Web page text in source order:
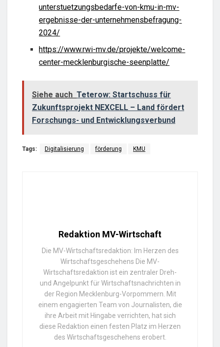
unterstuetzungsbedarfe-von-kmu-in-mv-
ergebnisse-der-unternehmensbefragung-
2024/
https://www.rwi-mv.de/projekte/welcome-
center-mecklenburgische-seenplatte/
Siehe auch Teterow: Startschuss für
Zukunftsprojekt NEXCELL – Land fördert
Forschungs- und Entwicklungsverbund
Tags: Digitalisierung förderung KMU
Redaktion MV-Wirtschaft
Die MV-Wirtschaftsredaktion: Im Herzen des
Wirtschaftsgeschehens Die MV-
Wirtschaftsredaktion ist ein zentraler Dreh-
und Angelpunkt für Wirtschaftsnachrichten in
der Region Mecklenburg-Vorpommern. Mit
einem engagierten Team von Journalisten, die
ihre Arbeit mit Hingabe verrichten, hat sich
diese Redaktion einen festen Platz im Herzen
des Wirtschaftsgeschehens erobert.